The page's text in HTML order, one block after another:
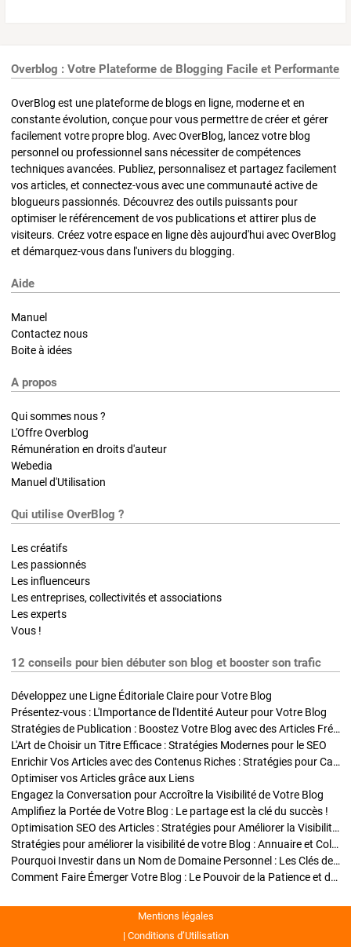
Overblog : Votre Plateforme de Blogging Facile et Performante
OverBlog est une plateforme de blogs en ligne, moderne et en
constante évolution, conçue pour vous permettre de créer et gérer
facilement votre propre blog. Avec OverBlog, lancez votre blog
personnel ou professionnel sans nécessiter de compétences
techniques avancées. Publiez, personnalisez et partagez facilement
vos articles, et connectez-vous avec une communauté active de
blogueurs passionnés. Découvrez des outils puissants pour
optimiser le référencement de vos publications et attirer plus de
visiteurs. Créez votre espace en ligne dès aujourd'hui avec OverBlog
et démarquez-vous dans l'univers du blogging.
Aide
Manuel
Contactez nous
Boite à idées
A propos
Qui sommes nous ?
L'Offre Overblog
Rémunération en droits d'auteur
Webedia
Manuel d'Utilisation
Qui utilise OverBlog ?
Les créatifs
Les passionnés
Les influenceurs
Les entreprises, collectivités et associations
Les experts
Vous !
12 conseils pour bien débuter son blog et booster son trafic
Développez une Ligne Éditoriale Claire pour Votre Blog
Présentez-vous : L'Importance de l'Identité Auteur pour Votre Blog
Stratégies de Publication : Boostez Votre Blog avec des Articles Fréquents et Exclusifs
L'Art de Choisir un Titre Efficace : Stratégies Modernes pour le SEO
Enrichir Vos Articles avec des Contenus Riches : Stratégies pour Captiver et Optimiser
Optimiser vos Articles grâce aux Liens
Engagez la Conversation pour Accroître la Visibilité de Votre Blog
Amplifiez la Portée de Votre Blog : Le partage est la clé du succès !
Optimisation SEO des Articles : Stratégies pour Améliorer la Visibilité de Votre Blog
Stratégies pour améliorer la visibilité de votre Blog : Annuaire et Collaborations
Pourquoi Investir dans un Nom de Domaine Personnel : Les Clés de la Réussite de Votre Blog
Comment Faire Émerger Votre Blog : Le Pouvoir de la Patience et de la Persévérance
Mentions légales
Conditions d’Utilisation